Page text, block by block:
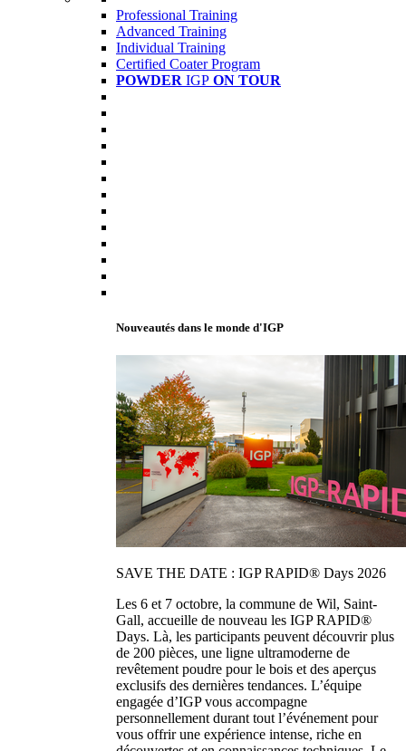
Professional Training
Advanced Training
Individual Training
Certified Coater Program
POWDER IGP ON TOUR
Nouveautés dans le monde d'IGP
SAVE THE DATE : IGP RAPID® Days 2026
Les 6 et 7 octobre, la commune de Wil, Saint-
Gall, accueille de nouveau les IGP RAPID®
Days. Là, les participants peuvent découvrir plus
de 200 pièces, une ligne ultramoderne de
revêtement poudre pour le bois et des aperçus
exclusifs des dernières tendances. L’équipe
engagée d’IGP vous accompagne
personnellement durant tout l’événement pour
vous offrir une expérience intense, riche en